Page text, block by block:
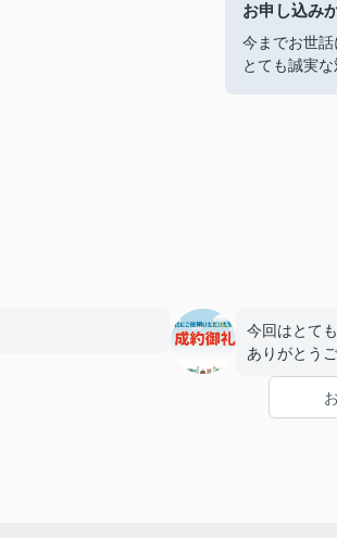
お申し込み
今までお世
とても誠実
今回はとて
ありがとう